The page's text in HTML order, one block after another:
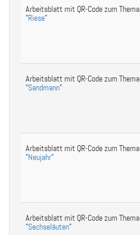
Arbeitsblatt mit QR-Code zum Thema
"Riese"
Arbeitsblatt mit QR-Code zum Thema
"Sandmann"
Arbeitsblatt mit QR-Code zum Thema
"Neujahr"
Arbeitsblatt mit QR-Code zum Thema
"Sechseläuten"